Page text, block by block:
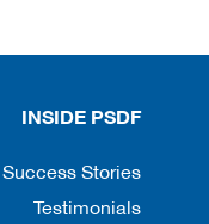
INSIDE PSDF
Success Stories
Testimonials